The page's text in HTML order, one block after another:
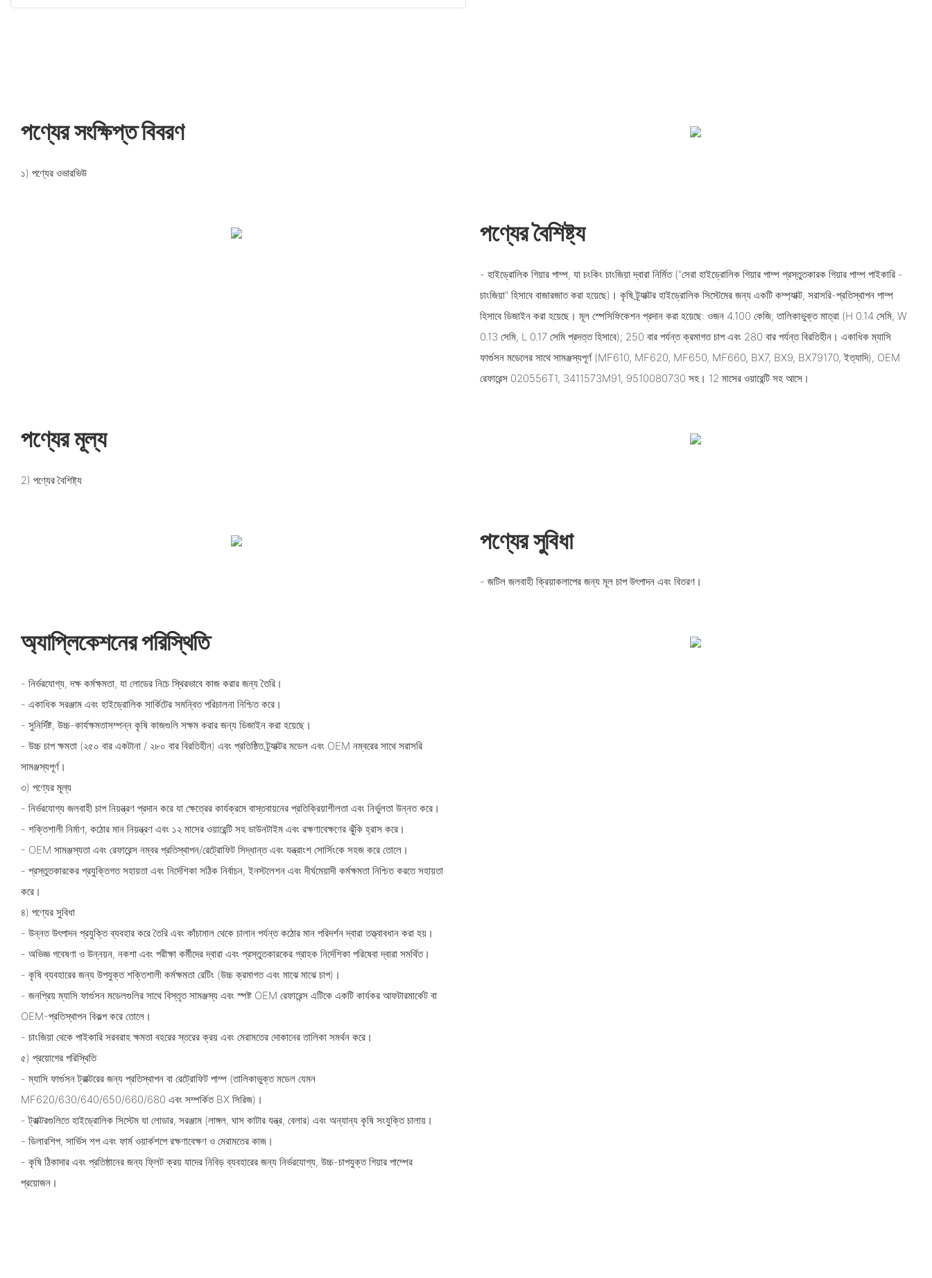
পণ্যের সংক্ষিপ্ত বিবরণ
১) পণ্যের ওভারভিউ
পণ্যের বৈশিষ্ট্য
- হাইড্রোলিক গিয়ার পাম্প, যা চংকিং চাংজিয়া দ্বারা নির্মিত ("সেরা হাইড্রোলিক গিয়ার পাম্প প্রস্তুতকারক গিয়ার পাম্প পাইকারি -
চাংজিয়া" হিসাবে বাজারজাত করা হয়েছে)। কৃষি ট্র্যাক্টর হাইড্রোলিক সিস্টেমের জন্য একটি কম্প্যাক্ট, সরাসরি-প্রতিস্থাপন পাম্প
হিসাবে ডিজাইন করা হয়েছে। মূল স্পেসিফিকেশন প্রদান করা হয়েছে: ওজন 4.100 কেজি; তালিকাভুক্ত মাত্রা (H 0.14 সেমি, W
0.13 সেমি, L 0.17 সেমি প্রদত্ত হিসাবে); 250 বার পর্যন্ত ক্রমাগত চাপ এবং 280 বার পর্যন্ত বিরতিহীন। একাধিক ম্যাসি
ফার্গুসন মডেলের সাথে সামঞ্জস্যপূর্ণ (MF610, MF620, MF650, MF660, BX7, BX9, BX79170, ইত্যাদি), OEM
রেফারেন্স 020556T1, 3411573M91, 9510080730 সহ। 12 মাসের ওয়ারেন্টি সহ আসে।
পণ্যের মূল্য
2) পণ্যের বৈশিষ্ট্য
পণ্যের সুবিধা
- জটিল জলবাহী ক্রিয়াকলাপের জন্য মূল চাপ উৎপাদন এবং বিতরণ।
অ্যাপ্লিকেশনের পরিস্থিতি
- নির্ভরযোগ্য, দক্ষ কর্মক্ষমতা, যা লোডের নিচে স্থিরভাবে কাজ করার জন্য তৈরি।
- একাধিক সরঞ্জাম এবং হাইড্রোলিক সার্কিটের সমন্বিত পরিচালনা নিশ্চিত করে।
- সুনির্দিষ্ট, উচ্চ-কার্যক্ষমতাসম্পন্ন কৃষি কাজগুলি সক্ষম করার জন্য ডিজাইন করা হয়েছে।
- উচ্চ চাপ ক্ষমতা (২৫০ বার একটানা / ২৮০ বার বিরতিহীন) এবং প্রতিষ্ঠিত ট্র্যাক্টর মডেল এবং OEM নম্বরের সাথে সরাসরি
সামঞ্জস্যপূর্ণ।
৩) পণ্যের মূল্য
- নির্ভরযোগ্য জলবাহী চাপ নিয়ন্ত্রণ প্রদান করে যা ক্ষেত্রের কার্যক্রমে বাস্তবায়নের প্রতিক্রিয়াশীলতা এবং নির্ভুলতা উন্নত করে।
- শক্তিশালী নির্মাণ, কঠোর মান নিয়ন্ত্রণ এবং ১২ মাসের ওয়ারেন্টি সহ ডাউনটাইম এবং রক্ষণাবেক্ষণের ঝুঁকি হ্রাস করে।
- OEM সামঞ্জস্যতা এবং রেফারেন্স নম্বর প্রতিস্থাপন/রেট্রোফিট সিদ্ধান্ত এবং যন্ত্রাংশ সোর্সিংকে সহজ করে তোলে।
- প্রস্তুতকারকের প্রযুক্তিগত সহায়তা এবং নির্দেশিকা সঠিক নির্বাচন, ইনস্টলেশন এবং দীর্ঘমেয়াদী কর্মক্ষমতা নিশ্চিত করতে সহায়তা
করে।
৪) পণ্যের সুবিধা
- উন্নত উৎপাদন প্রযুক্তি ব্যবহার করে তৈরি এবং কাঁচামাল থেকে চালান পর্যন্ত কঠোর মান পরিদর্শন দ্বারা তত্ত্বাবধান করা হয়।
- অভিজ্ঞ গবেষণা ও উন্নয়ন, নকশা এবং পরীক্ষা কর্মীদের দ্বারা এবং প্রস্তুতকারকের গ্রাহক নির্দেশিকা পরিষেবা দ্বারা সমর্থিত।
- কৃষি ব্যবহারের জন্য উপযুক্ত শক্তিশালী কর্মক্ষমতা রেটিং (উচ্চ ক্রমাগত এবং মাঝে মাঝে চাপ)।
- জনপ্রিয় ম্যাসি ফার্গুসন মডেলগুলির সাথে বিস্তৃত সামঞ্জস্য এবং স্পষ্ট OEM রেফারেন্স এটিকে একটি কার্যকর আফটারমার্কেট বা
OEM-প্রতিস্থাপন বিকল্প করে তোলে।
- চাংজিয়া থেকে পাইকারি সরবরাহ ক্ষমতা বহরের স্তরের ক্রয় এবং মেরামতের দোকানের তালিকা সমর্থন করে।
৫) প্রয়োগের পরিস্থিতি
- ম্যাসি ফার্গুসন ট্রাক্টরের জন্য প্রতিস্থাপন বা রেট্রোফিট পাম্প (তালিকাভুক্ত মডেল যেমন
MF620/630/640/650/660/680 এবং সম্পর্কিত BX সিরিজ)।
- ট্রাক্টরগুলিতে হাইড্রোলিক সিস্টেম যা লোডার, সরঞ্জাম (লাঙ্গল, ঘাস কাটার যন্ত্র, বেলার) এবং অন্যান্য কৃষি সংযুক্তি চালায়।
- ডিলারশিপ, সার্ভিস শপ এবং ফার্ম ওয়ার্কশপে রক্ষণাবেক্ষণ ও মেরামতের কাজ।
- কৃষি ঠিকাদার এবং প্রতিষ্ঠানের জন্য ফ্লিট ক্রয় যাদের নিবিড় ব্যবহারের জন্য নির্ভরযোগ্য, উচ্চ-চাপযুক্ত গিয়ার পাম্পের
প্রয়োজন।